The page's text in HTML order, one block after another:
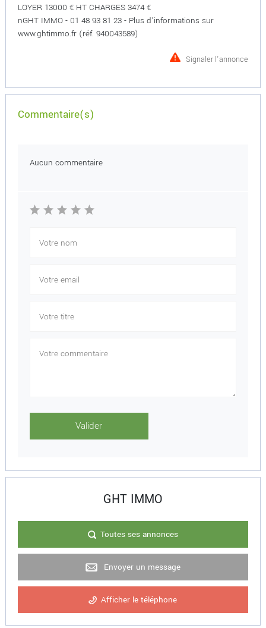
LOYER 13000 € HT CHARGES 3474 €
nGHT IMMO - 01 48 93 81 23 - Plus d'informations sur
www.ghtimmo.fr (réf. 940043589)
Signaler l'annonce
Commentaire(s)
Aucun commentaire
GHT IMMO
Toutes ses annonces
Envoyer un message
Afficher le téléphone